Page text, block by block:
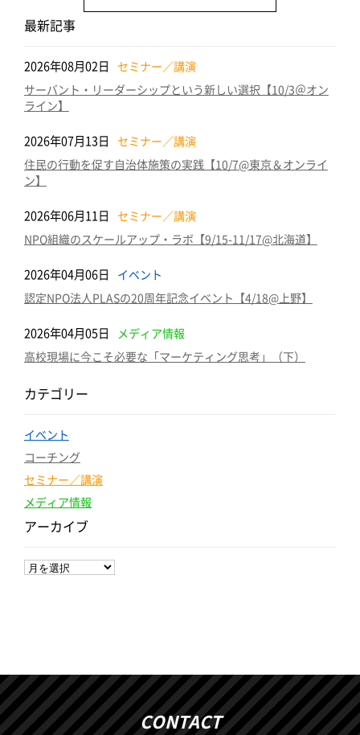
k
最新記事
2026年08月02日
セミナー／講演
サーバント・リーダーシップという新しい選択【10/3＠オン
ライン】
2026年07月13日
セミナー／講演
住民の行動を促す自治体施策の実践【10/7@東京＆オンライ
ン】
2026年06月11日
セミナー／講演
NPO組織のスケールアップ・ラボ【9/15-11/17@北海道】
2026年04月06日
イベント
認定NPO法人PLASの20周年記念イベント【4/18@上野】
2026年04月05日
メディア情報
高校現場に今こそ必要な「マーケティング思考」（下）
カテゴリー
イベント
コーチング
セミナー／講演
メディア情報
アーカイブ
CONTACT